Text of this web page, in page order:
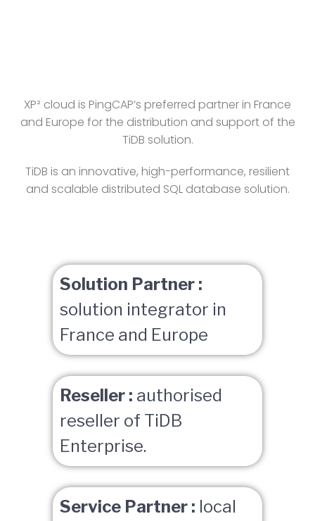
XP² cloud is PingCAP’s preferred partner in France
and Europe for the distribution and support of the
TiDB solution.
TiDB is an innovative, high-performance, resilient
and scalable distributed SQL database solution.
Solution Partner :
solution integrator in
France and Europe
Reseller : authorised
reseller of TiDB
Enterprise.
Service Partner : local